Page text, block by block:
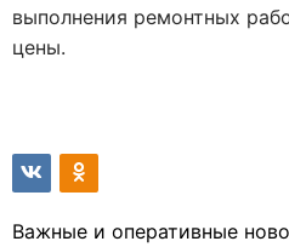
выполнения ремонтных
цены.
Важные и оперативные